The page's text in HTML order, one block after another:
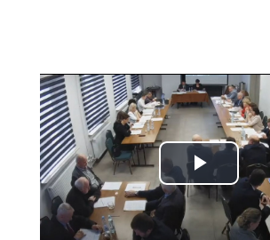
Play
Video